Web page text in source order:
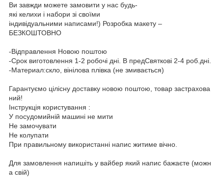
Ви завжди можете замовити у нас будь-
які келихи і набори зі своїми
індивідуальними написами!) Розробка макету –
БЕЗКОШТОВНО
-Відправлення Новою поштою
-Срок виготовлення 1-2 робочі дні. В предСвяткові 2-4 роб.дні.
-Материал:скло, вінілова плівка (не змивається)
Гарантуємо цілісну доставку новою поштою, товар застрахова
ний!
Інструкція користування :
У посудомийній машині не мити
Не замочувати
Не колупати
При правильному використанні напис житиме вічно.
Для замовлення напишіть у вайбер який напис бажаєте (можн
а свій)